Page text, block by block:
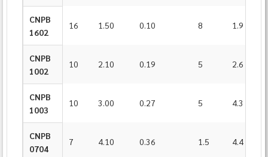
CNPB
1602
16 1.50 0.10 8 1.9
CNPB
1002
10 2.10 0.19 5 2.6
CNPB
1003
10 3.00 0.27 5 4.3
CNPB
0704
7 4.10 0.36 1.5 4.4